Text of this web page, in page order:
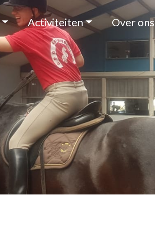
Activiteiten Over ons